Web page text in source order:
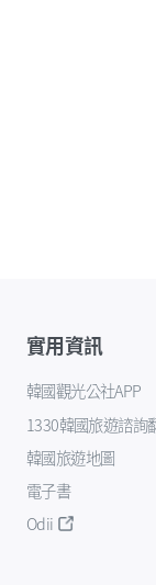
實用資訊
韓國觀光公社APP
1330韓國旅遊諮詢
韓國旅遊地圖
電子書
Odii